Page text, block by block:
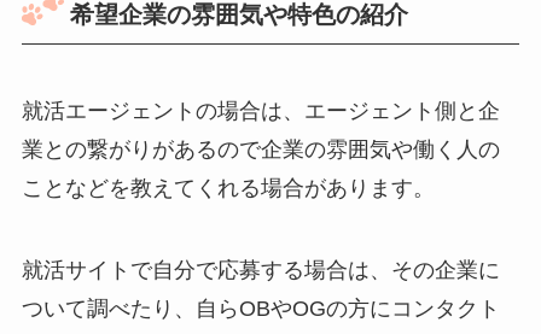
希望企業の雰囲気や特色の紹介
就活エージェントの場合は、エージェント側と企
業との繋がりがあるので企業の雰囲気や働く人の
ことなどを教えてくれる場合があります。
就活サイトで自分で応募する場合は、その企業に
ついて調べたり、自らOBやOGの方にコンタクト